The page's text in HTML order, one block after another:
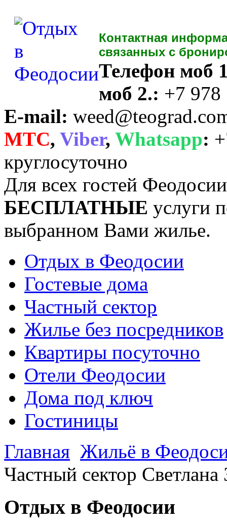
Контактная
связанных с
Телефон моб
моб 2.: +7 978
E-mail:
MTC, Viber, Whatsapp:
круглосуточно
Для всех гостей
БЕСПЛАТНЫЕ услуги
выбранном Вами жилье.
Отдых в Феодосии
Гостевые дома
Частный сектор
Жилье без посредников
Квартиры посуточно
Отели Феодосии
Дома под ключ
Гостиницы
Главная Жильё в
Частный сектор
Отдых в Феодосии